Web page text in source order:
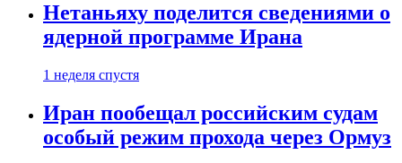
Нетаньяху поделится сведениями о
ядерной программе Ирана
1 неделя спустя
Иран пообещал российским судам
особый режим прохода через Ормуз